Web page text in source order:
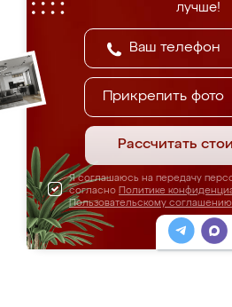
лучше!
Прикрепить фото
Рассчитать
Я соглашаюсь на передачу
согласно Политике
Пользовательскому соглашению